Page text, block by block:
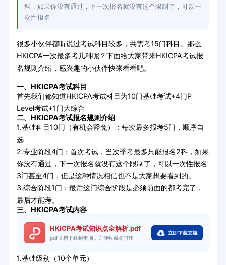
科，如果你没有通过，下一次报名就没有这个限制了，可以一
次性报名
很多小伙伴都听说过考试科目较多，共需考15门科目。那么
HKICPA一次最多考几科呢？下面给大家带来HKICPA考试报
名规则介绍，感兴趣的小伙伴快来看看吧。
一、HKICPA考试科目
首先我们都知道HKICPA考试科目为10门基础考试+4门P
Level考试+1门大综合
二、HKICPA考试报名规则介绍
1.基础科目10门（有机会豁免）：每次最多报考5门，顺序自
选
2.专业阶段4门：首次考试，当次季考最多只能报名2科，如果
你没有通过，下一次报名就没有这个限制了，可以一次性报名
3门甚至4门，但是这种情况相信也不是大家想要看到的。
3.综合阶段1门：最后这门综合阶段是必须前面的都考完了，
最后才能考。
三、HKICPA考试内容
HKICPA考试知识点全解析.pdf
pdf文档下载到电脑，方便收藏和打印
1.基础级别（10个单元）